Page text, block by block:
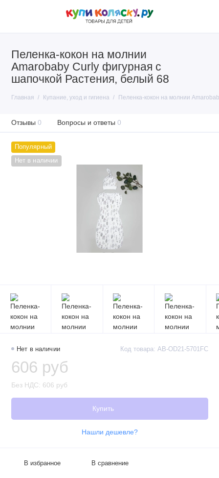
Пеленка-кокон на молнии
Amarobaby Curly фигурная с
шапочкой Растения, белый 68
Главная Купание, уход и гигиена Пеленка-кокон на молнии
Отзывы 0 Вопросы и ответы 0
Популярный
Нет в наличии
Нет в наличии Код товара: AB-OD21-5701FC
606 руб
Без НДС: 606 руб
Купить
Нашли дешевле?
В избранное В сравнение